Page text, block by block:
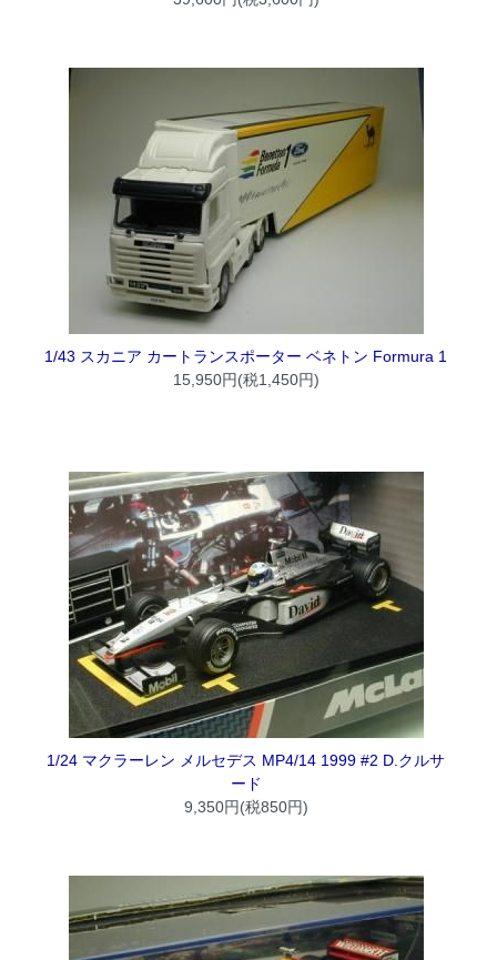
1/43 スカニア カートランスポーター ベネトン Formura 1
15,950円(税1,450円)
1/24 マクラーレン メルセデス MP4/14 1999 #2 D.クルサ
ード
9,350円(税850円)